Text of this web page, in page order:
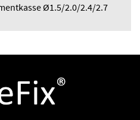
Ø1.5/2.0/2.4/2.7